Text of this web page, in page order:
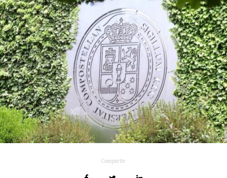
Compartir